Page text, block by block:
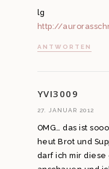
lg
http://
ANTWORTEN
YVI3009
27. JANUAR 2012
OMG… das ist
heut Brot und
darf ich mir